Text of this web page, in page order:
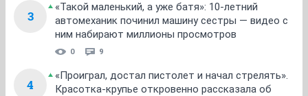
3
«Такой маленький, а уже батя»: 10-летний
автомеханик починил машину сестры — видео с
ним набирают миллионы просмотров
0 9
4
«Проиграл, достал пистолет и начал стрелять».
Красотка-крупье откровенно рассказала об